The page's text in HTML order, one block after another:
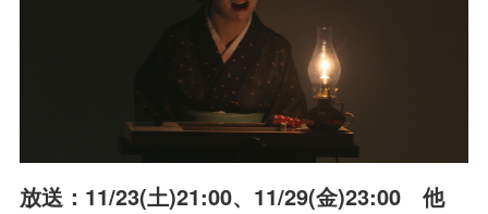
放送：11/23(土)21:00、11/29(金)23:00 他